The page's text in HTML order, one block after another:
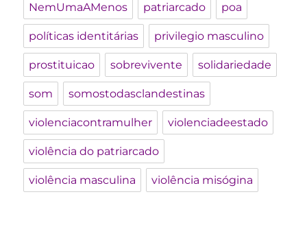
NemUmaAMenos patriarcado poa
políticas identitárias privilegio masculino
prostituicao sobrevivente solidariedade
som somostodasclandestinas
violenciacontramulher violenciadeestado
violência do patriarcado
violência masculina violência misógina